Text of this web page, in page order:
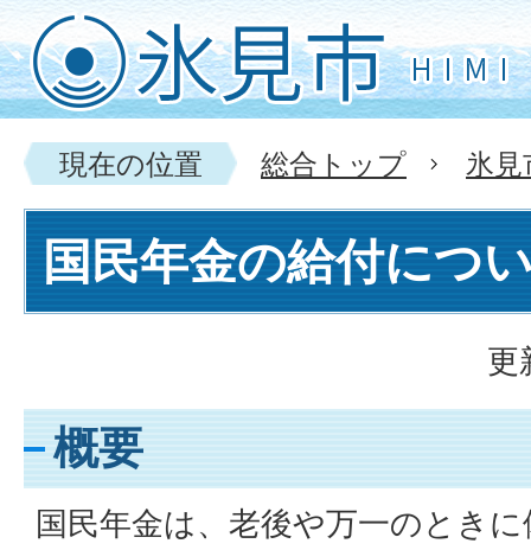
現在の位置 総合トップ 氷
国民年金の給付につ
更
概要
国民年金は、老後や万一のとき